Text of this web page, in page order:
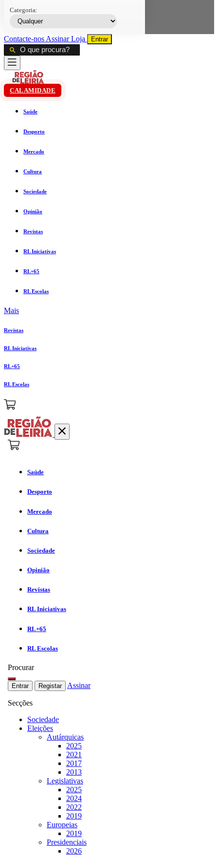
Categoria:
Contacte-nos AssinarLoja Entrar
CALAMIDADE
Saúde
Desporto
Mercado
Cultura
Sociedade
Opinião
Revistas
RL Iniciativas
RL+65
RL Escolas
Mais
Revistas
RL Iniciativas
RL+65
RL Escolas
Saúde
Desporto
Mercado
Cultura
Sociedade
Opinião
Revistas
RL Iniciativas
RL+65
RL Escolas
Procurar
Entrar Registar Assinar
Secções
Sociedade
Eleições
Autárquicas
2025
2021
2017
2013
Legislativas
2025
2024
2022
2019
Europeias
2019
Presidenciais
2026